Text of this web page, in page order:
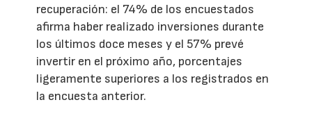
recuperación: el 74% de los encuestados
afirma haber realizado inversiones durante
los últimos doce meses y el 57% prevé
invertir en el próximo año, porcentajes
ligeramente superiores a los registrados en
la encuesta anterior.